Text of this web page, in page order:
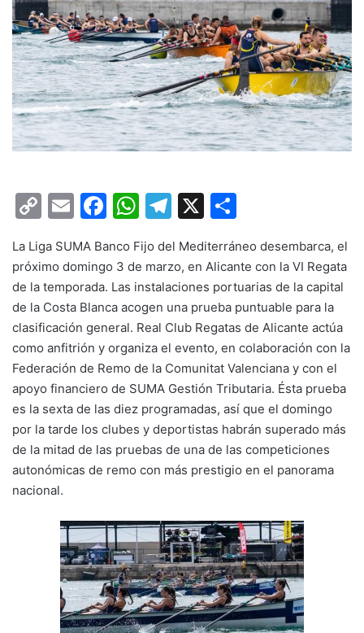
C
p
y
Li
n
k
E
ai
l
F
c
e
b
o
o
k
W
at
s
A
p
p
T
e
gr
a
m
X
m
p
ar
tir
La Liga SUMA Banco Fijo del Mediterráneo desembarca, el
próximo domingo 3 de marzo, en Alicante con la VI Regata
de la temporada. Las instalaciones portuarias de la capital
de la Costa Blanca acogen una prueba puntuable para la
clasificación general. Real Club Regatas de Alicante actúa
como anfitrión y organiza el evento, en colaboración con la
Federación de Remo de la Comunitat Valenciana y con el
apoyo financiero de SUMA Gestión Tributaria. Ésta prueba
es la sexta de las diez programadas, así que el domingo
por la tarde los clubes y deportistas habrán superado más
de la mitad de las pruebas de una de las competiciones
autonómicas de remo con más prestigio en el panorama
nacional.